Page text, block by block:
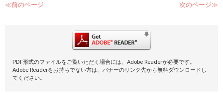
≪前のページ 次のページ≫
PDF形式のファイルをご覧いただく場合には、Adobe Readerが必要です。
Adobe Readerをお持ちでない方は、バナーのリンク先から無料ダウンロードし
てください。